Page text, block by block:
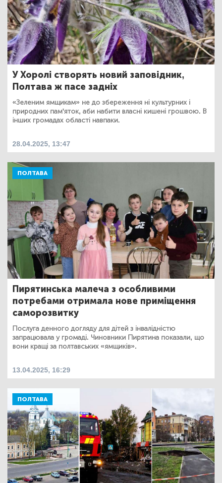
У Хоролі створять новий заповідник,
Полтава ж пасе задніх
«Зеленим ямщикам» не до збереження ні культурних і
природних пам'яток, аби набити власні кишені грошвою. В
інших громадах області навпаки.
28.04.2025, 13:47
ПОЛТАВА
Пирятинська малеча з особливими
потребами отримала нове приміщення
саморозвитку
Послуга денного догляду для дітей з інвалідністю
запрацювала у громаді. Чиновники Пирятина показали, що
вони кращі за полтавських «ямщиків».
13.04.2025, 16:29
ПОЛТАВА